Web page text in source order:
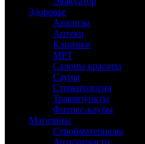
Здоровье
Анализы
Аптеки
Клиники
МРТ
Салоны красоты
Сауны
Стоматология
Травмпункты
Фитнес-клубы
Магазины
Стройматериалы
Автозапчасти